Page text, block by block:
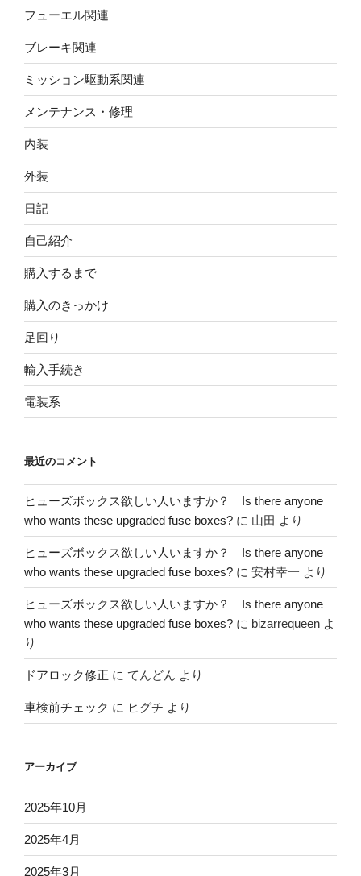
フューエル関連
ブレーキ関連
ミッション駆動系関連
メンテナンス・修理
内装
外装
日記
自己紹介
購入するまで
購入のきっかけ
足回り
輸入手続き
電装系
最近のコメント
ヒューズボックス欲しい人いますか？ Is there anyone
who wants these upgraded fuse boxes? に 山田 より
ヒューズボックス欲しい人いますか？ Is there anyone
who wants these upgraded fuse boxes? に 安村幸一 より
ヒューズボックス欲しい人いますか？ Is there anyone
who wants these upgraded fuse boxes? に bizarrequeen よ
り
ドアロック修正 に てんどん より
車検前チェック に ヒグチ より
アーカイブ
2025年10月
2025年4月
2025年3月